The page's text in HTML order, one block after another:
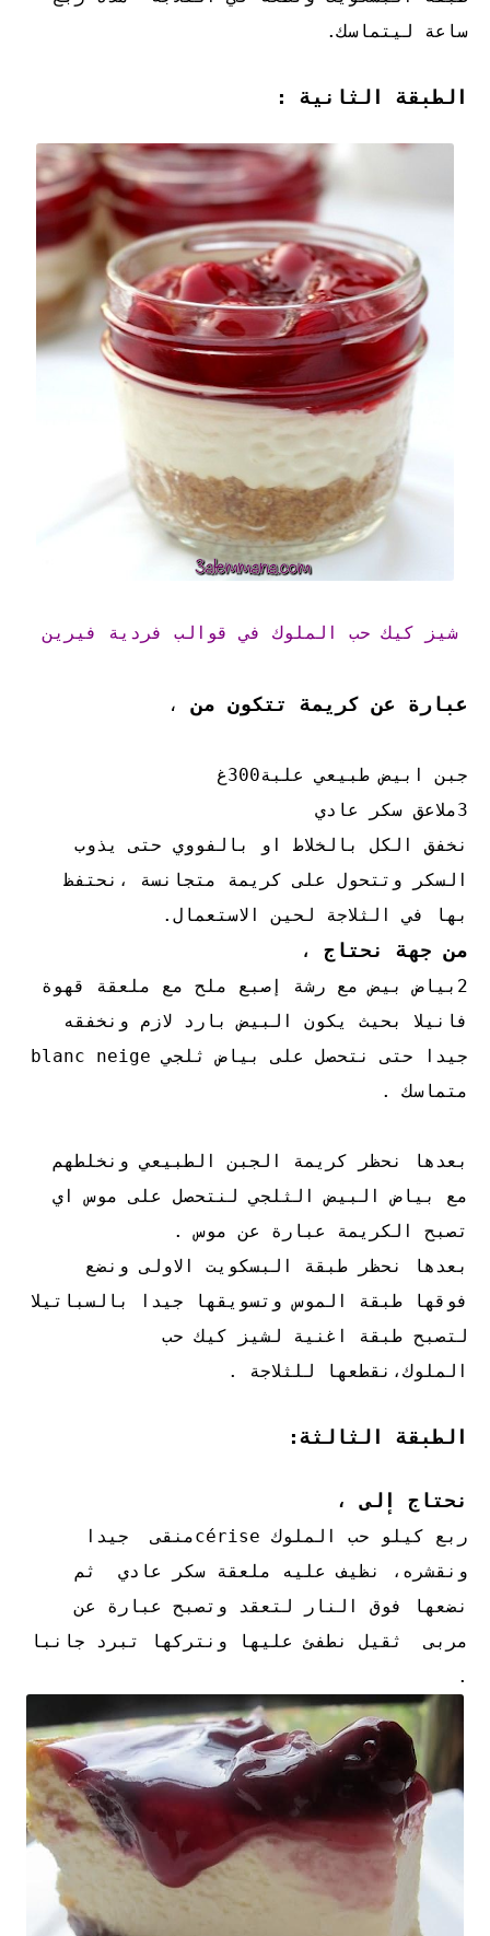
ساعة ليتماسك.
الطبقة الثانية :
شيز كيك حب الملوك في قوالب فردية فيرين
عبارة عن كريمة تتكون من،
جبن ابيض طبيعي علبة300غ
3ملاعق سكر عادي
نخفق الكل بالخلاط او بالفووي حتى يذوب
السكر وتتحول على كريمة متجانسة ،نحتفظ
بها في الثلاجة لحين الاستعمال.
من جهة نحتاج
،
2بياض بيض مع رشة إصبع ملح مع ملعقة قهوة
فانيلا بحيث يكون البيض بارد لازم ونخفقه
جيدا حتى نتحصل على بياض ثلجي blanc neige
متماسك .
بعدها نحظر كريمة الجبن الطبيعي ونخلطهم
مع بياض البيض الثلجي لنتحصل على موس اي
تصبح الكريمة عبارة عن موس .
بعدها نحظر طبقة البسكويت الاولى ونضع
فوقها طبقة الموس وتسويقها جيدا بالسباتيلا
لتصبح طبقة اغنية لشيز كيك حب
الملوك،نقطعها للثلاجة .
الطبقة الثالثة:
نحتاج إلى ،
ربع كيلو حب الملوك cériseمنقى جيدا
ونقشره، نظيف عليه ملعقة سكر عادي ثم
نضعها فوق النار لتعقد وتصبح عبارة عن
مربى ثقيل نطفئ عليها ونتركها تبرد جانبا
.